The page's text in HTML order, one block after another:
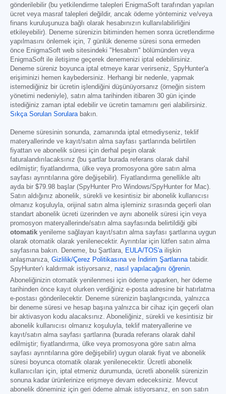
gönderilebilir (bu yetkilendirme talepleri EnigmaSoft tarafından yapılan
ücret veya masraf talepleri değildir, ancak ödeme yönteminiz ve/veya
finans kuruluşunuza bağlı olarak hesabınızın kullanılabilirliğini
etkileyebilir). Deneme sürenizin bitiminden hemen sonra ücretlendirme
yapılmasını önlemek için, 7 günlük deneme süresi sona ermeden
önce EnigmaSoft web sitesindeki "Hesabım" bölümünden veya
EnigmaSoft ile iletişime geçerek denemenizi iptal edebilirsiniz.
Deneme süreniz boyunca iptal etmeye karar verirseniz, SpyHunter'a
erişiminizi hemen kaybedersiniz. Herhangi bir nedenle, yapmak
istemediğiniz bir ücretin işlendiğini düşünüyorsanız (örneğin sistem
yönetimi nedeniyle), satın alma tarihinden itibaren 30 gün içinde
istediğiniz zaman iptal edebilir ve ücretin tamamını geri alabilirsiniz.
Sıkça Sorulan Sorularabakın.
Deneme süresinin sonunda, zamanında iptal etmediyseniz, teklif
materyallerinde ve kayıt/satın alma sayfası şartlarında belirtilen
fiyattan ve abonelik süresi için derhal peşin olarak
faturalandırılacaksınız (bu şartlar burada referans olarak dahil
edilmiştir; fiyatlandırma, ülke veya promosyona göre satın alma
sayfası ayrıntılarına göre değişebilir). Fiyatlandırma genellikle altı
ayda bir $79.98 başlar (SpyHunter Pro Windows/SpyHunter for Mac).
Satın aldığınız abonelik, sürekli ve kesintisiz bir abonelik kullanıcısı
olmanız koşuluyla, orijinal satın alma işleminiz sırasında geçerli olan
standart abonelik ücreti üzerinden ve aynı abonelik süresi için veya
promosyon materyallerinde/satın alma sayfasında belirtildiği gibi
otomatik yenileme sağlayan kayıt/satın alma sayfası şartlarına uygun
olarak otomatik olarak yenilenecektir. Ayrıntılar için lütfen satın alma
sayfasına bakın. Deneme, bu Şartlara, EULA/TOS'ailişkin
anlaşmanıza, Gizlilik/Çerez Politikasınave İndirim Şartlarınatabidir.
SpyHunter'ı kaldırmak istiyorsanız, nasıl yapılacağını öğrenin.
Aboneliğinizin otomatik yenilenmesi için ödeme yaparken, her ödeme
tarihinden önce kayıt olurken verdiğiniz e-posta adresine bir hatırlatma
e-postası gönderilecektir. Deneme sürenizin başlangıcında, yalnızca
bir deneme süresi ve hesap başına yalnızca bir cihaz için geçerli olan
bir aktivasyon kodu alacaksınız. Aboneliğiniz, sürekli ve kesintisiz bir
abonelik kullanıcısı olmanız koşuluyla, teklif materyallerine ve
kayıt/satın alma sayfası şartlarına (burada referans olarak dahil
edilmiştir; fiyatlandırma, ülke veya promosyona göre satın alma
sayfası ayrıntılarına göre değişebilir) uygun olarak fiyat ve abonelik
süresi boyunca otomatik olarak yenilenecektir. Ücretli abonelik
kullanıcıları için, iptal etmeniz durumunda, ücretli abonelik sürenizin
sonuna kadar ürünlerinize erişmeye devam edeceksiniz. Mevcut
abonelik döneminiz için geri ödeme almak istiyorsanız, en son satın